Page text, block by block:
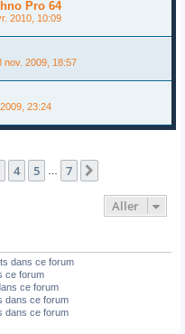
Pro 64
2010, 10:09
nov. 2009, 18:57
23:24
4 5 7
Aller
dans ce forum
ce forum
ce forum
dans ce forum
dans ce forum